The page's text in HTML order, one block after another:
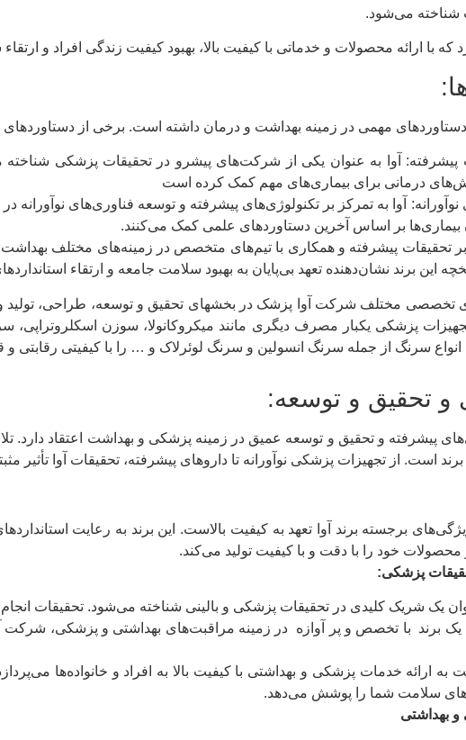
می‌شود.
که با ارائه محصولات و خدماتی با کیفیت بالا، بهبود کیفیت زندگی افراد و
دستاوردهای مهمی در زمینه بهداشت و درمان داشته است. برخی از دستاوردهای
پیشرفته: آوا به عنوان یکی از شرکت‌های پیشرو در تحقیقات پزشکی
درمانی برای بیماری‌های مهم کمک کرده است
نوآورانه: آوا به تمرکز بر تکنولوژی‌های پیشرفته و توسعه فناوری‌های
بیماری‌ها بر اساس آخرین دستاوردهای علمی کمک می‌کنند.
بر تحقیقات پیشرفته و همکاری با تیم‌های متخصص در زمینه‌های مختلف
این برند نشان‌دهنده تعهد بی‌پایان به بهبود سلامت جامعه و ارتقاء
پزشکی یکبار مصرف دیگری مانند میکروکانولا، سوزن
انواع سرنگ از جمله سرنگ انسولین و سرنگ لوئرلاک و … را با کیفیتی رقابتی
و تحقیق و توسعه:
پیشرفته و تحقیق و توسعه عمیق در زمینه پزشکی و بهداشت اعتقاد
برند است. از تجهیزات پزشکی نوآورانه تا داروهای پیشرفته، تحقیقات آوا تأثیر
برجسته برند آوا تعهد به کیفیت بالاست. این برند به رعایت
خود را با دقت و با کیفیت تولید می‌کند.
پزشکی:
یک شریک کلیدی در تحقیقات پزشکی و بالینی شناخته می‌شود. تحقیقات
یک برند با تخصص و پر آوازه در زمینه مراقبت‌های بهداشتی و پزشکی،
به ارائه خدمات پزشکی و بهداشتی با کیفیت بالا به افراد و خانواده‌ها
سلامت شما را پوشش می‌دهد.
بهداشتی